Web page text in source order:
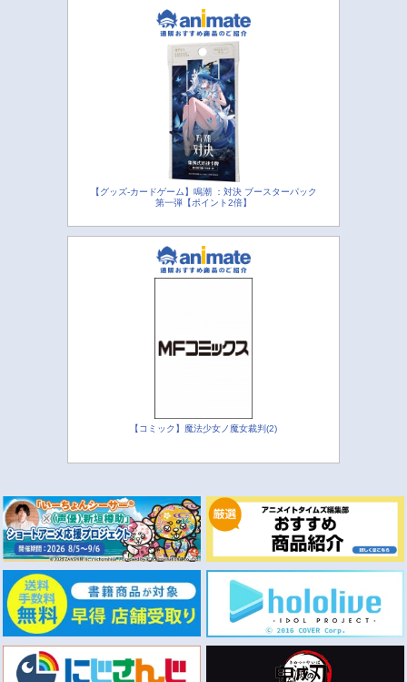
【グッズ-カードゲーム】鳴潮 ：対決 ブースターパック
第一弾【ポイント2倍】
【コミック】魔法少女ノ魔女裁判(2)